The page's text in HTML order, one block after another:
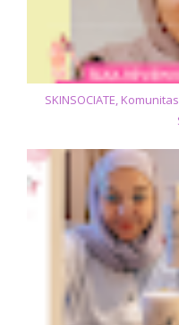
SKINSOCIATE,